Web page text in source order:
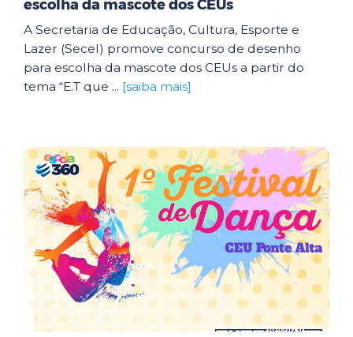
escolha da mascote dos CEUs
A Secretaria de Educação, Cultura, Esporte e
Lazer (Secel) promove concurso de desenho
para escolha da mascote dos CEUs a partir do
tema “E.T que ... [saiba mais]